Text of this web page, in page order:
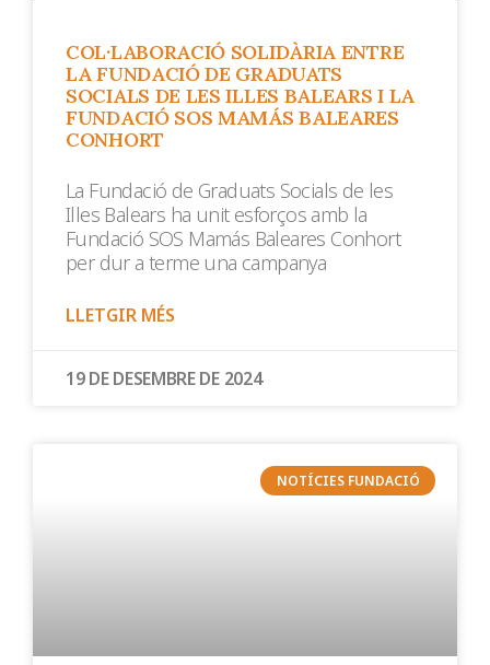
COL·LABORACIÓ SOLIDÀRIA ENTRE
LA FUNDACIÓ DE GRADUATS
SOCIALS DE LES ILLES BALEARS I LA
FUNDACIÓ SOS MAMÁS BALEARES
CONHORT
La Fundació de Graduats Socials de les
Illes Balears ha unit esforços amb la
Fundació SOS Mamás Baleares Conhort
per dur a terme una campanya
LLETGIR MÉS
19 DE DESEMBRE DE 2024
NOTÍCIES FUNDACIÓ